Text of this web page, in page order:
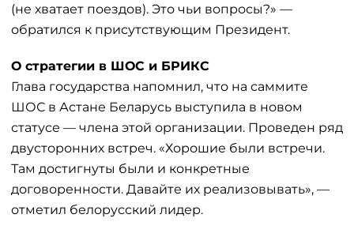
(не хватает поездов). Это чьи вопросы?» —
обратился к присутствующим Президент.
О стратегии в ШОС и БРИКС
Глава государства напомнил, что на саммите
ШОС в Астане Беларусь выступила в новом
статусе — члена этой организации. Проведен ряд
двусторонних встреч. «Хорошие были встречи.
Там достигнуты были и конкретные
договоренности. Давайте их реализовывать», —
отметил белорусский лидер.